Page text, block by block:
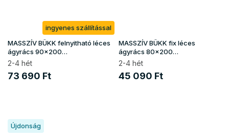
ingyenes szállítással
MASSZÍV BÜKK felnyitható léces
ágyrács 90x200
(150kg/fekhely)
2-4 hét
73 690 Ft
MASSZÍV BÜKK fix léces
ágyrács 80x200
(150kg/fekhely)
2-4 hét
45 090 Ft
Újdonság